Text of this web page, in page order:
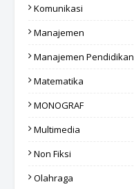
Komunikasi
Manajemen
Manajemen Pendidikan
Matematika
MONOGRAF
Multimedia
Non Fiksi
Olahraga